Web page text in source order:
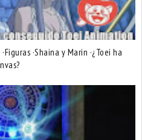
·Shaina y Marin ·¿Toei ha